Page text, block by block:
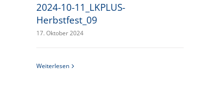
2024-10-11_LKPLUS-
Herbstfest_09
17. Oktober 2024
Weiterlesen